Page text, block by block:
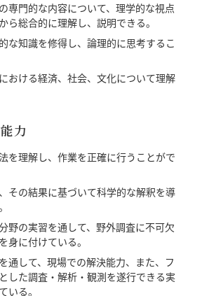
専門的な内容について、理学的な視点
ら総合的に理解し、説明できる。
な知識を修得し、論理的に思考するこ
おける経済、社会、文化について理解
力
を理解し、作業を正確に行うことがで
その結果に基づいて科学的な解釈を導
野の実習を通して、野外調査に不可欠
身に付けている。
通して、現場での解決能力、また、フ
した調査・解析・観測を遂行できる実
いる。